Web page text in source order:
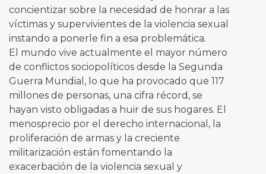
concientizar sobre la necesidad de honrar a las
víctimas y supervivientes de la violencia sexual
instando a ponerle fin a esa problemática.
El mundo vive actualmente el mayor número
de conflictos sociopolíticos desde la Segunda
Guerra Mundial, lo que ha provocado que 117
millones de personas, una cifra récord, se
hayan visto obligadas a huir de sus hogares. El
menosprecio por el derecho internacional, la
proliferación de armas y la creciente
militarización están fomentando la
exacerbación de la violencia sexual y